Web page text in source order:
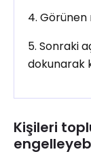
4. Görünen
5. Sonraki
dokunarak
Kişileri